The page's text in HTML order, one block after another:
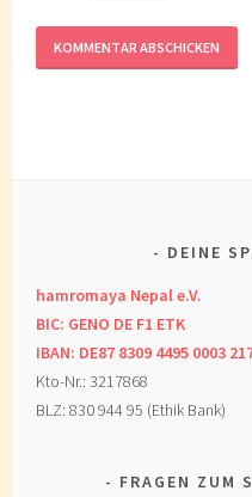
DEINE
hamromaya Nepal e.V.
BIC: GENO DE F1 ETK
IBAN: DE87 8309 4495 0003
Kto-Nr.: 3217868
BLZ: 830 944 95 (Ethik Bank)
FRAGEN ZUM